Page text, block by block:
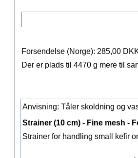
Forsendelse (Norge): 285,00
Der er plads til 4470 g mere til
Anvisning: Tåler skoldning og
Strainer (10 cm) - Fine mesh -
Strainer for handling small kefir